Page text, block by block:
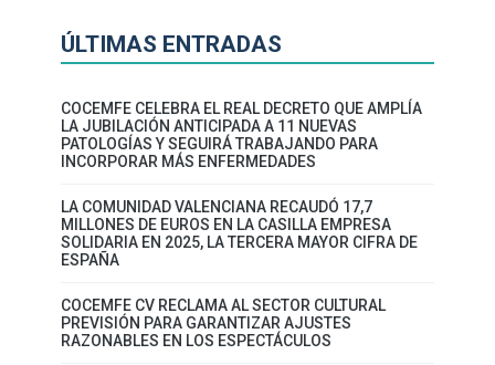
ÚLTIMAS ENTRADAS
COCEMFE CELEBRA EL REAL DECRETO QUE AMPLÍA
LA JUBILACIÓN ANTICIPADA A 11 NUEVAS
PATOLOGÍAS Y SEGUIRÁ TRABAJANDO PARA
INCORPORAR MÁS ENFERMEDADES
LA COMUNIDAD VALENCIANA RECAUDÓ 17,7
MILLONES DE EUROS EN LA CASILLA EMPRESA
SOLIDARIA EN 2025, LA TERCERA MAYOR CIFRA DE
ESPAÑA
COCEMFE CV RECLAMA AL SECTOR CULTURAL
PREVISIÓN PARA GARANTIZAR AJUSTES
RAZONABLES EN LOS ESPECTÁCULOS